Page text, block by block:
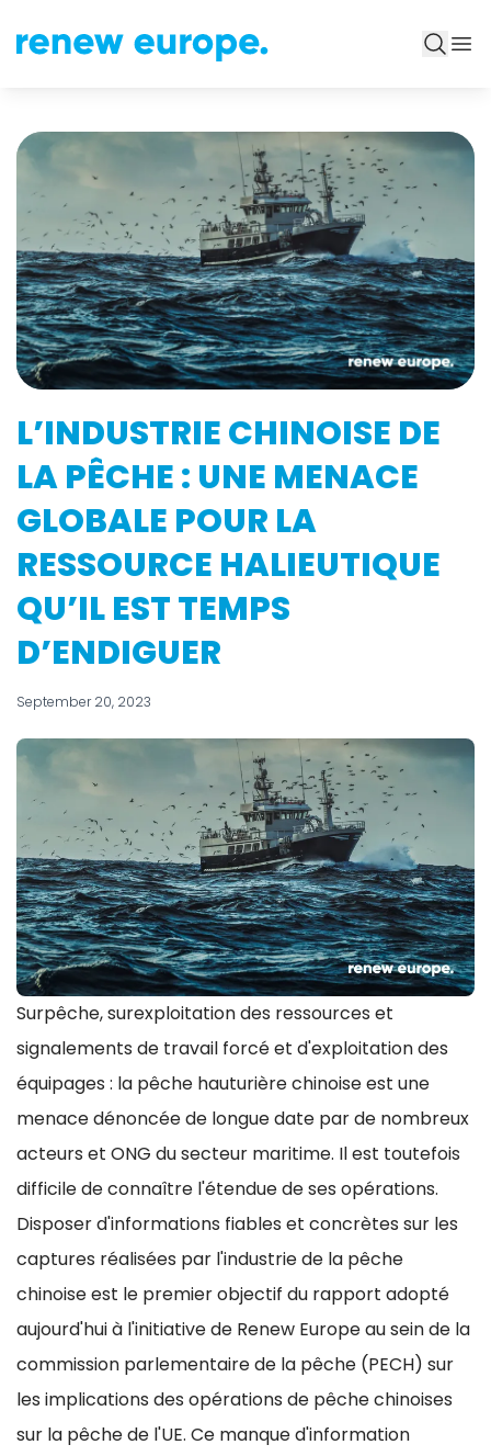
L’INDUSTRIE CHINOISE DE
LA PÊCHE : UNE MENACE
GLOBALE POUR LA
RESSOURCE HALIEUTIQUE
QU’IL EST TEMPS
D’ENDIGUER
September 20, 2023
Surpêche, surexploitation des ressources et
signalements de travail forcé et d'exploitation des
équipages : la pêche hauturière chinoise est une
menace dénoncée de longue date par de nombreux
acteurs et ONG du secteur maritime. Il est toutefois
difficile de connaître l'étendue de ses opérations.
Disposer d'informations fiables et concrètes sur les
captures réalisées par l'industrie de la pêche
chinoise est le premier objectif du rapport adopté
aujourd'hui à l'initiative de Renew Europe au sein de la
commission parlementaire de la pêche (PECH) sur
les implications des opérations de pêche chinoises
sur la pêche de l'UE. Ce manque d'information